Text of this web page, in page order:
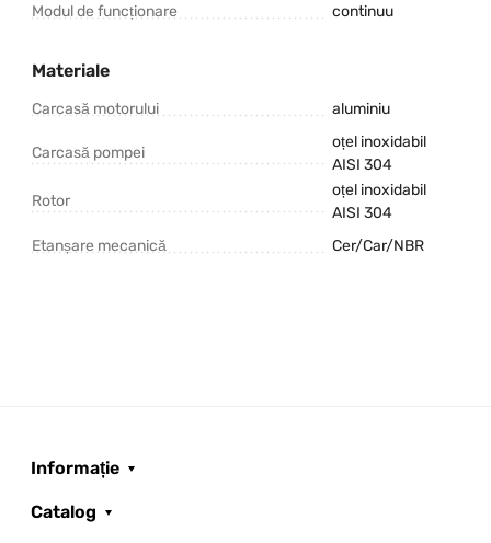
Modul de funcționare continuu
Materiale
Carcasă motorului aluminiu
Carcasă pompei
oțel inoxidabil
AISI 304
Rotor
oțel inoxidabil
AISI 304
Etanșare mecanică
Cer/Car/NBR
Informație
Catalog